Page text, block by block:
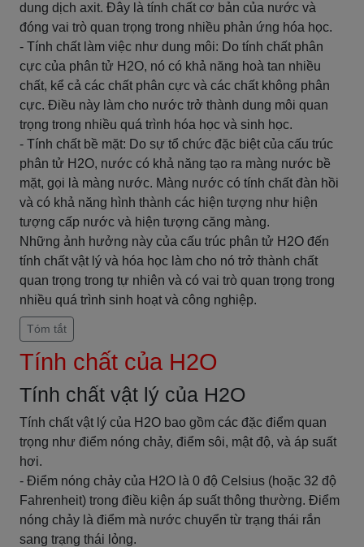
dung dịch axit. Đây là tính chất cơ bản của nước và
đóng vai trò quan trọng trong nhiều phản ứng hóa học.
- Tính chất làm việc như dung môi: Do tính chất phân
cực của phân tử H2O, nó có khả năng hoà tan nhiều
chất, kể cả các chất phân cực và các chất không phân
cực. Điều này làm cho nước trở thành dung môi quan
trọng trong nhiều quá trình hóa học và sinh học.
- Tính chất bề mặt: Do sự tổ chức đặc biệt của cấu trúc
phân tử H2O, nước có khả năng tạo ra màng nước bề
mặt, gọi là màng nước. Màng nước có tính chất đàn hồi
và có khả năng hình thành các hiện tượng như hiện
tượng cấp nước và hiện tượng căng màng.
Những ảnh hưởng này của cấu trúc phân tử H2O đến
tính chất vật lý và hóa học làm cho nó trở thành chất
quan trọng trong tự nhiên và có vai trò quan trọng trong
nhiều quá trình sinh hoạt và công nghiệp.
Tóm tắt
Tính chất của H2O
Tính chất vật lý của H2O
Tính chất vật lý của H2O bao gồm các đặc điểm quan
trọng như điểm nóng chảy, điểm sôi, mật độ, và áp suất
hơi.
- Điểm nóng chảy của H2O là 0 độ Celsius (hoặc 32 độ
Fahrenheit) trong điều kiện áp suất thông thường. Điểm
nóng chảy là điểm mà nước chuyển từ trạng thái rắn
sang trạng thái lỏng.